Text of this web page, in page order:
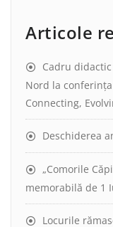
Articole
Cadru
Nord la
Connecting,
Deschiderea
„Comorile
memorabilă de 1
Locurile